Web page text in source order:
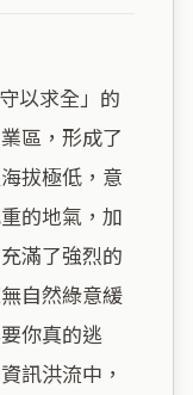
區，形成了
拔極低，意
的地氣，加
滿了強烈的
自然綠意緩
你真的逃
訊洪流中，